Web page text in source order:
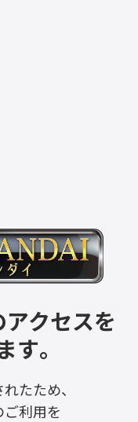
クセスを
。
たため、
利用を